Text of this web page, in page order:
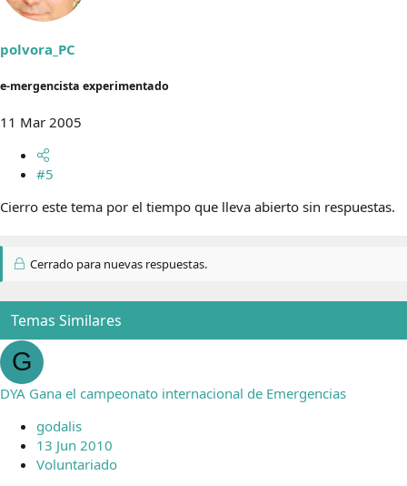
polvora_PC
e-mergencista experimentado
11 Mar 2005
#5
Cierro este tema por el tiempo que lleva abierto sin respuestas.
Cerrado para nuevas respuestas.
Temas Similares
G
DYA Gana el campeonato internacional de Emergencias
godalis
13 Jun 2010
Voluntariado